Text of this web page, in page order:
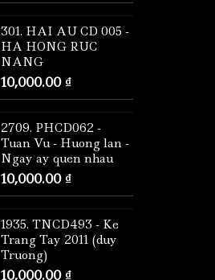
301. HAI AU CD 005 -
HA HONG RUC
NANG
10,000.00 ₫
2709. PHCD062 -
Tuan Vu - Huong lan -
Ngay ay quen nhau
10,000.00 ₫
1935. TNCD493 - Ke
Trang Tay 2011 (duy
Truong)
10,000.00 ₫